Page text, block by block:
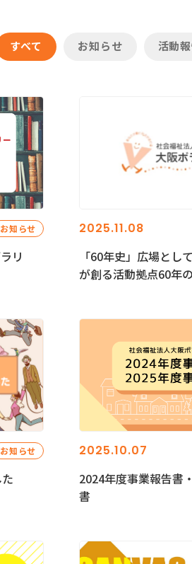
すべて お知らせ 活動
お知らせ
リ
2025.11.08
「60年史」広場とし
が創る活動拠点60年
お知らせ 2025.10.07
2024年度事業報告書
書